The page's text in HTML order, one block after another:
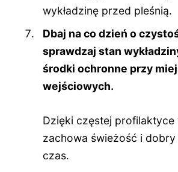
wykładzinę przed pleśnią.
Dbaj na co dzień o
sprawdzaj stan
środki ochronne przy
wejściowych.
Dzięki częstej profilaktyce
zachowa świeżość i dobry
czas.